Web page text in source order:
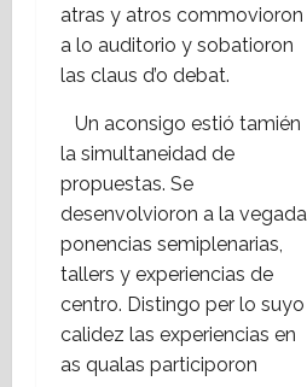
atras y atros commovioron
a lo auditorio y sobatioron
las claus d’o debat.
Un aconsigo estió tamién
la simultaneidad de
propuestas. Se
desenvolvioron a la vegada
ponencias semiplenarias,
tallers y experiencias de
centro. Distingo per lo suyo
calidez las experiencias en
as qualas participoron